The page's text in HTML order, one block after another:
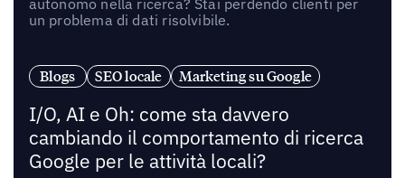
autonomo nella ricerca? Stai perdendo clienti per
un problema di dati risolvibile.
Blogs SEO locale Marketing su Google
I/O, AI e Oh: come sta davvero
cambiando il comportamento di ricerca
Google per le attività locali?